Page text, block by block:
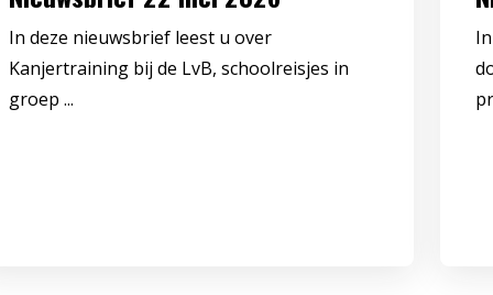
In deze nieuwsbrief leest u over
Kanjertraining bij de LvB, schoolreisjes in
groep ...